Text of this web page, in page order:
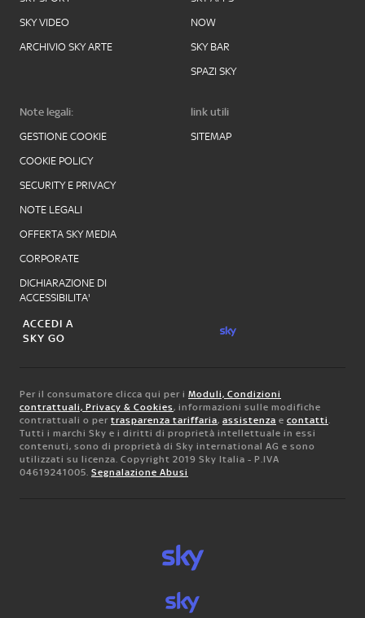
SKY VIDEO
ARCHIVIO SKY ARTE
NOW
SKY BAR
SPAZI SKY
Note legali:
GESTIONE COOKIE
COOKIE POLICY
SECURITY E PRIVACY
NOTE LEGALI
OFFERTA SKY MEDIA
CORPORATE
DICHIARAZIONE DI
ACCESSIBILITA'
link utili
SITEMAP
ACCEDI A
SKY GO
Per il consumatore clicca qui per i Moduli, Condizioni
contrattuali, Privacy & Cookies, informazioni sulle modifiche
contrattuali o per trasparenza tariffaria, assistenza e contatti.
Tutti i marchi Sky e i diritti di proprietà intellettuale in essi
contenuti, sono di proprietà di Sky international AG e sono
utilizzati su licenza. Copyright 2019 Sky Italia - P.IVA
04619241005. Segnalazione Abusi